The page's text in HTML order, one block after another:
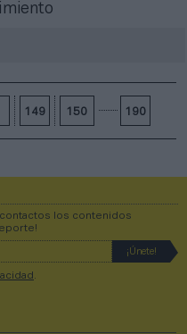
149 150 190
contactos los contenidos